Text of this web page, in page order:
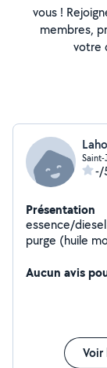
vous !
membres,
votre
-/
Présentation
essence/diesel et
purge (huile
huile, air,
bougies d'allumage. autre
cuisine
Aucun avis